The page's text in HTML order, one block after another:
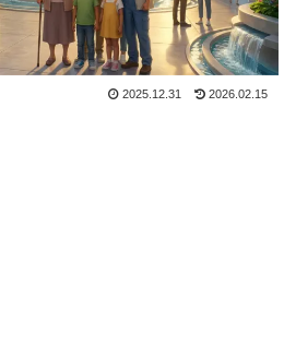
2025.12.31 2026.02.15